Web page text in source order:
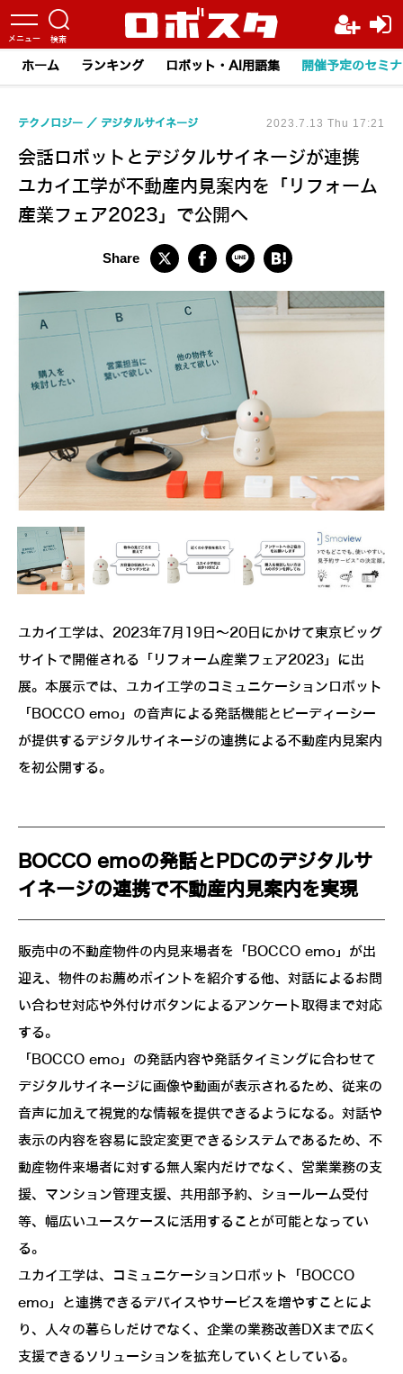
ホーム ランキング ロボット・AI用語集 開催予定のセミ
会話ロボットとデジタルサイネージが連携
ユカイ工学が不動産内見案内を「リフォーム
産業フェア2023」で公開へ
テクノロジー デジタルサイネージ 2023.7.13 Thu 17:21
ユカイ工学は、2023年7月19日～20日にかけて東京ビッグ
サイトで開催される「リフォーム産業フェア2023」に出
展。本展示では、ユカイ工学のコミュニケーションロボット
「BOCCO emo」の音声による発話機能とピーディーシー
が提供するデジタルサイネージの連携による不動産内見案内
を初公開する。
BOCCO emoの発話とPDCのデジタルサ
イネージの連携で不動産内見案内を実現
販売中の不動産物件の内見来場者を「BOCCO emo」が出
迎え、物件のお薦めポイントを紹介する他、対話によるお問
い合わせ対応や外付けボタンによるアンケート取得まで対応
する。
「BOCCO emo」の発話内容や発話タイミングに合わせて
デジタルサイネージに画像や動画が表示されるため、従来の
音声に加えて視覚的な情報を提供できるようになる。対話や
表示の内容を容易に設定変更できるシステムであるため、不
動産物件来場者に対する無人案内だけでなく、営業業務の支
援、マンション管理支援、共用部予約、ショールーム受付
等、幅広いユースケースに活用することが可能となってい
る。
ユカイ工学は、コミュニケーションロボット「BOCCO
emo」と連携できるデバイスやサービスを増やすことによ
り、人々の暮らしだけでなく、企業の業務改善DXまで広く
支援できるソリューションを拡充していくとしている。